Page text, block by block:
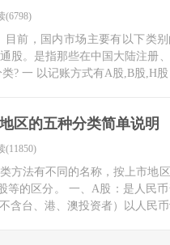
(6798)
目前，国内市场主要有以下类
股。是指那些在中国大陆注册
? 一 以记账方式有A股,B股,H股
区的五种分类简单说明
(11850)
方法有不同的名称，按上市地
等的区分。 一、A股：是人民
含台、港、澳投资者）以人民